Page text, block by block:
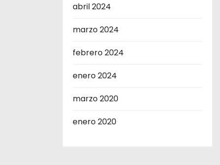
abril 2024
marzo 2024
febrero 2024
enero 2024
marzo 2020
enero 2020